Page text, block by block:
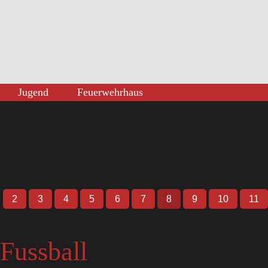
Jugend Feuerwehrhaus
2 3 4 5 6 7 8 9 10 11
Fussball